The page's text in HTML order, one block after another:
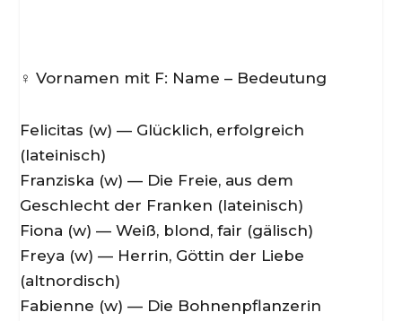
♀️ Vornamen mit F: Name – Bedeutung
Felicitas (w) — Glücklich, erfolgreich
(lateinisch)
Franziska (w) — Die Freie, aus dem
Geschlecht der Franken (lateinisch)
Fiona (w) — Weiß, blond, fair (gälisch)
Freya (w) — Herrin, Göttin der Liebe
(altnordisch)
Fabienne (w) — Die Bohnenpflanzerin